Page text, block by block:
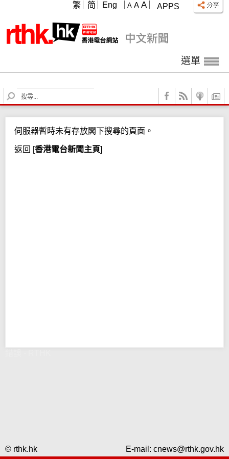
APPS
A A A
繁 简 Eng
選單
S
e
c
h
伺服器暫時未有存放閣下搜尋的頁面。
返回 [香港電台新聞主頁]
© rthk.hk E-mail: cnews@rthk.gov.hk